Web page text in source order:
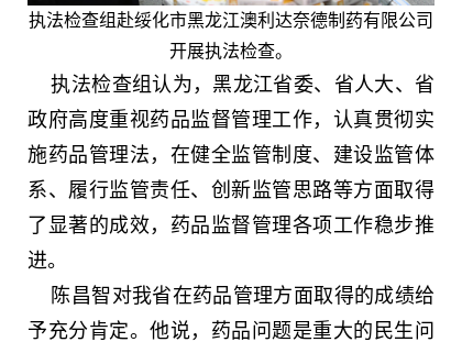
执法检查组赴绥化市黑龙江澳利达奈德制药有限公司
开展执法检查。
执法检查组认为，黑龙江省委、省人大、省
政府高度重视药品监督管理工作，认真贯彻实
施药品管理法，在健全监管制度、建设监管体
系、履行监管责任、创新监管思路等方面取得
了显著的成效，药品监督管理各项工作稳步推
进。
陈昌智对我省在药品管理方面取得的成绩给
予充分肯定。他说，药品问题是重大的民生问